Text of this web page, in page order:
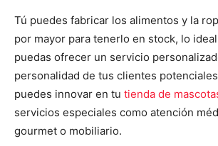
Tú puedes fabricar los alimentos y la
por mayor para tenerlo en stock, lo
puedas ofrecer un servicio
personalidad de tus clientes
puedes innovar en tu tienda de
servicios especiales como atención
gourmet o mobiliario.